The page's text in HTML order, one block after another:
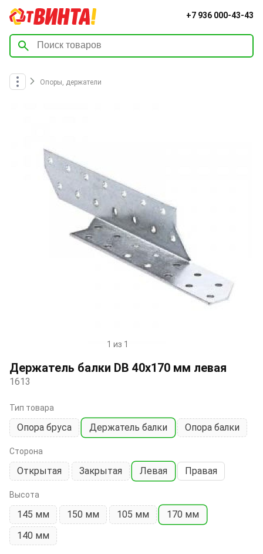
+7 936 000-43-43
Опоры, держатели
1
of
1
1 из 1
Держатель балки DB 40х170 мм левая
1613
Тип товара
Опора бруса Держатель балки Опора балки
Сторона
Открытая Закрытая Левая Правая
Высота
145 мм 150 мм 105 мм
170 мм
140 мм